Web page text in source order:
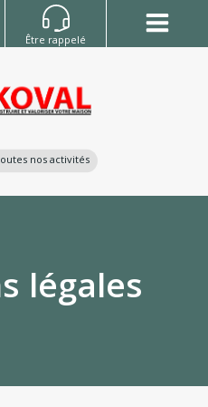
contenu
Être rappelé
nos activités
légales